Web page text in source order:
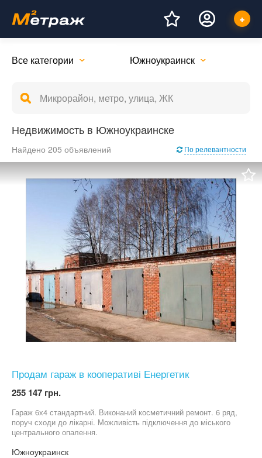
Все категории Южноукраинск
Недвижимость в Южноукраинске
Найдено 205 объявлений По релевантности
Продам гараж в кооперативі Енергетик
255 147 грн.
Гараж 6х4 стандартний. Виконаний косметичний ремонт. 6 ряд,
поруч сходи до лікарні. Можливість підключення до міського
центрального опалення.
Южноукраинск